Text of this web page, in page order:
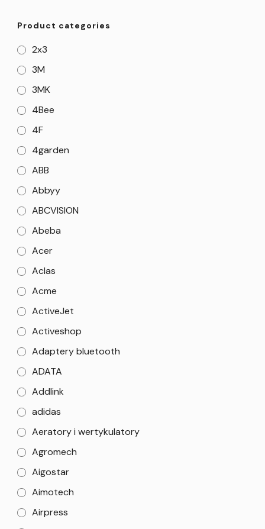
Product categories
2x3
3M
3MK
4Bee
4F
4garden
ABB
Abbyy
ABCVISION
Abeba
Acer
Aclas
Acme
ActiveJet
Activeshop
Adaptery bluetooth
ADATA
Addlink
adidas
Aeratory i wertykulatory
Agromech
Aigostar
Aimotech
Airpress